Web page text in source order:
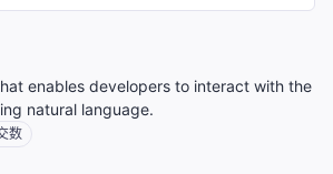
enables developers to interact with the
natural language.
数